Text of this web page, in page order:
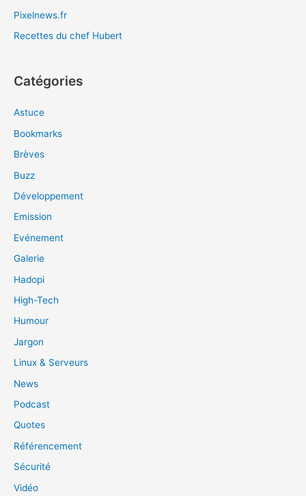
Pixelnews.fr
Recettes du chef Hubert
Catégories
Astuce
Bookmarks
Brèves
Buzz
Développement
Emission
Evénement
Galerie
Hadopi
High-Tech
Humour
Jargon
Linux & Serveurs
News
Podcast
Quotes
Référencement
Sécurité
Vidéo